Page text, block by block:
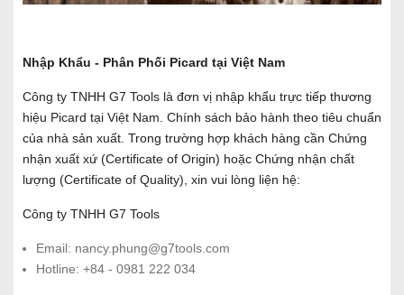
Nhập Khẩu - Phân Phối Picard tại Việt Nam
Công ty TNHH G7 Tools là đơn vị nhập khẩu trực tiếp thương
hiệu Picard tại Việt Nam. Chính sách bảo hành theo tiêu chuẩn
của nhà sản xuất. Trong trường hợp khách hàng cần Chứng
nhận xuất xứ (Certificate of Origin) hoặc Chứng nhận chất
lượng (Certificate of Quality), xin vui lòng liện hệ:
Công ty TNHH G7 Tools
Email: nancy.phung@g7tools.com
Hotline: +84 - 0981 222 034